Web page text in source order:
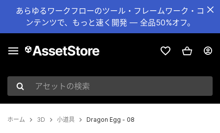
あらゆるワークフローのツール・フレームワーク・コ
ンテンツで、もっと速く開発 — 全品50%オフ。
アセットの検索
ホーム 3D 小道具 Dragon Egg - 08